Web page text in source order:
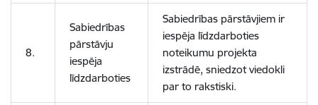
8.
Sabiedrības
pārstāvju
iespēja
līdzdarboties
Sabiedrības pārstāvjiem ir
iespēja līdzdarboties
noteikumu projekta
izstrādē, sniedzot viedokli
par to rakstiski.